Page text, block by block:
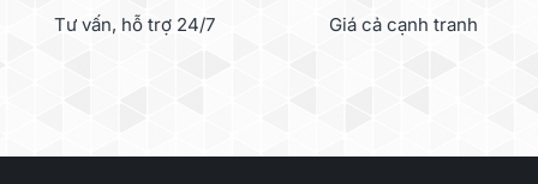
Tư vấn, hỗ trợ 24/7 Giá cả cạnh tranh